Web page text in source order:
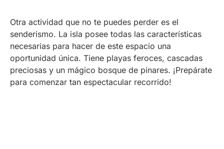
Otra actividad que no te puedes perder es el
senderismo. La isla posee todas las características
necesarias para hacer de este espacio una
oportunidad única. Tiene playas feroces, cascadas
preciosas y un mágico bosque de pinares. ¡Prepárate
para comenzar tan espectacular recorrido!